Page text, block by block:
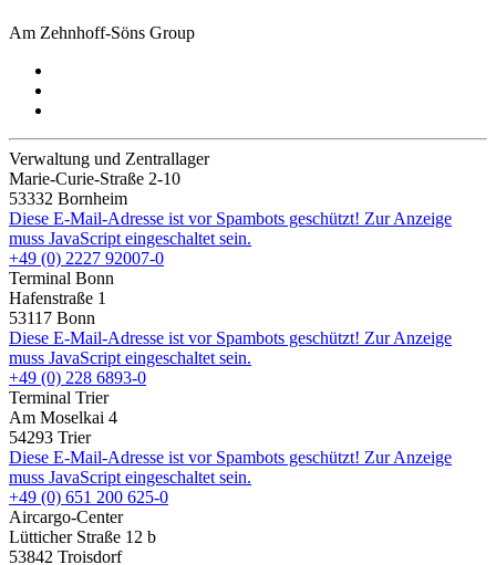
Am Zehnhoff-Söns Group
Verwaltung und Zentrallager
Marie-Curie-Straße 2-10
53332 Bornheim
Diese E-Mail-Adresse ist vor Spambots geschützt! Zur Anzeige
muss JavaScript eingeschaltet sein.
+49 (0) 2227 92007-0
Terminal Bonn
Hafenstraße 1
53117 Bonn
Diese E-Mail-Adresse ist vor Spambots geschützt! Zur Anzeige
muss JavaScript eingeschaltet sein.
+49 (0) 228 6893-0
Terminal Trier
Am Moselkai 4
54293 Trier
Diese E-Mail-Adresse ist vor Spambots geschützt! Zur Anzeige
muss JavaScript eingeschaltet sein.
+49 (0) 651 200 625-0
Aircargo-Center
Lütticher Straße 12 b
53842 Troisdorf